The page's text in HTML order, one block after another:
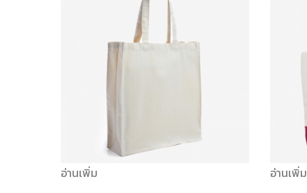
อ่านเพิ่ม อ่านเพิ่ม